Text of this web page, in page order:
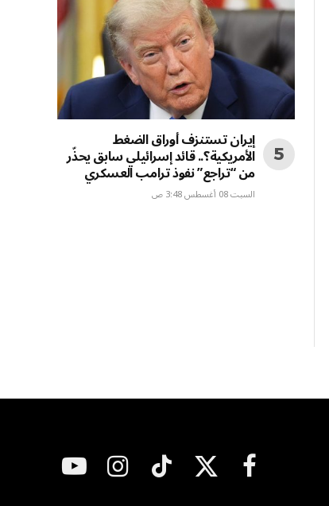
إيران تستنزف أوراق الضغط
الأمريكية؟.. قائد إسرائيلي سابق يحذّر
من “تراجع” نفوذ ترامب العسكري
السبت 08 أغسطس 3:48 ص
فيسبوك X تيكتوك الانستغراميوتيوب